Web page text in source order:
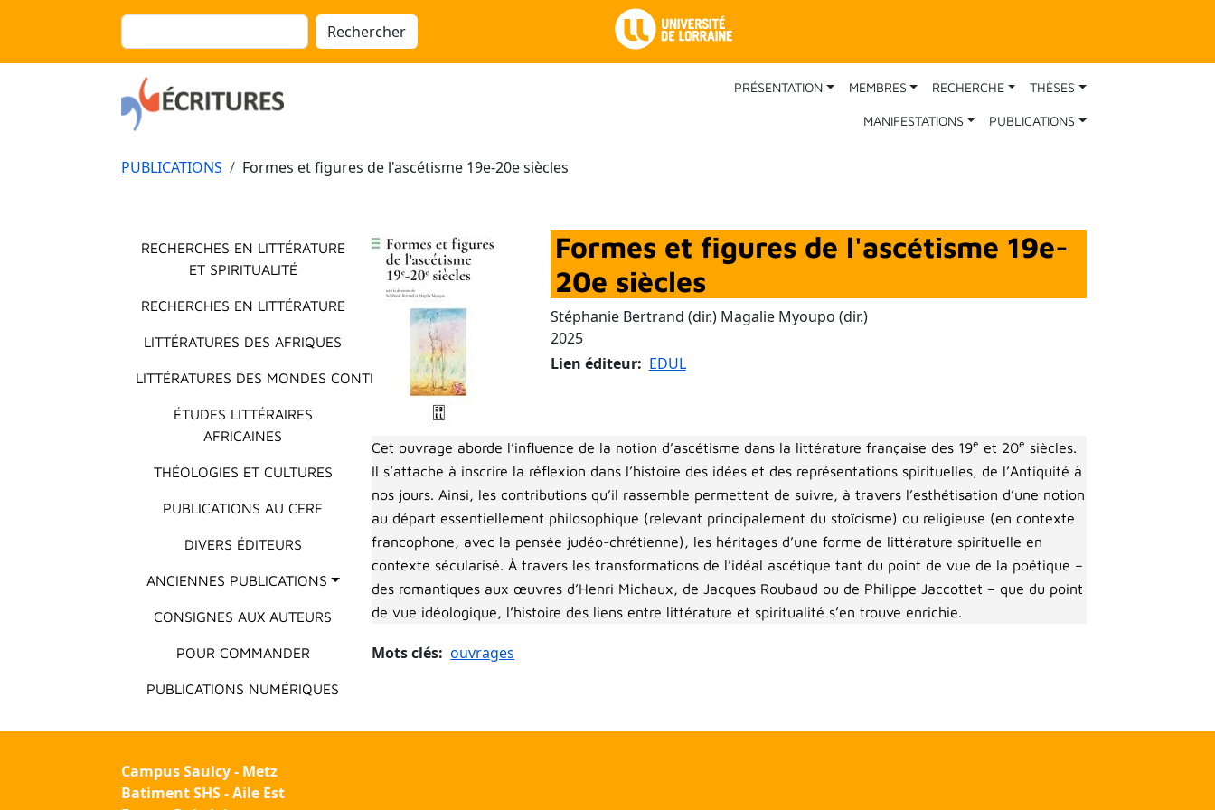
Aller au contenu principal
Main NavigationPRÉSENTATION MEMBRES RECHERCHE THÈSES
MANIFESTATIONS PUBLICATIONS
Fil d'Ariane
PUBLICATIONS Formes et figures de l'ascétisme 19e-20e siècles
Menu principal
RECHERCHES EN LITTÉRATURE
ET SPIRITUALITÉ
RECHERCHES EN LITTÉRATURE
LITTÉRATURES DES AFRIQUES
LITTÉRATURES DES MONDES CONTEMPORAINS
ÉTUDES LITTÉRAIRES
AFRICAINES
THÉOLOGIES ET CULTURES
PUBLICATIONS AU CERF
DIVERS ÉDITEURS
ANCIENNES PUBLICATIONS
CONSIGNES AUX AUTEURS
POUR COMMANDER
PUBLICATIONS NUMÉRIQUES
Formes et figures de l'ascétisme 19e-
20e siècles
Stéphanie Bertrand (dir.) Magalie Myoupo (dir.)
2025
Lien éditeur
EDUL
Cet ouvrage aborde l’influence de la notion d’ascétisme dans la littérature française des 19e et 20e siècles.
Il s’attache à inscrire la réflexion dans l’histoire des idées et des représentations spirituelles, de l’Antiquité à
nos jours. Ainsi, les contributions qu’il rassemble permettent de suivre, à travers l’esthétisation d’une notion
au départ essentiellement philosophique (relevant principalement du stoïcisme) ou religieuse (en contexte
francophone, avec la pensée judéo-chrétienne), les héritages d’une forme de littérature spirituelle en
contexte sécularisé. À travers les transformations de l’idéal ascétique tant du point de vue de la poétique –
des romantiques aux œuvres d’Henri Michaux, de Jacques Roubaud ou de Philippe Jaccottet – que du point
de vue idéologique, l’histoire des liens entre littérature et spiritualité s’en trouve enrichie.
Mots clés ouvrages
Campus Saulcy - Metz
Batiment SHS - Aile Est
Panneau de gestion des cookies